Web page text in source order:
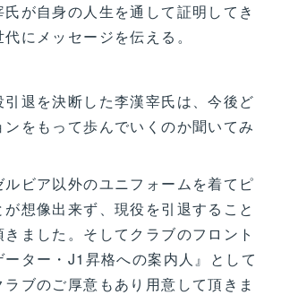
が自身の人生を通して証明してき
にメッセージを伝える。
退を決断した李漢宰氏は、今後ど
をもって歩んでいくのか聞いてみ
ビア以外のユニフォームを着てピ
想像出来ず、現役を引退すること
ました。そしてクラブのフロント
ーター・J1昇格への案内人』として
ブのご厚意もあり用意して頂きま